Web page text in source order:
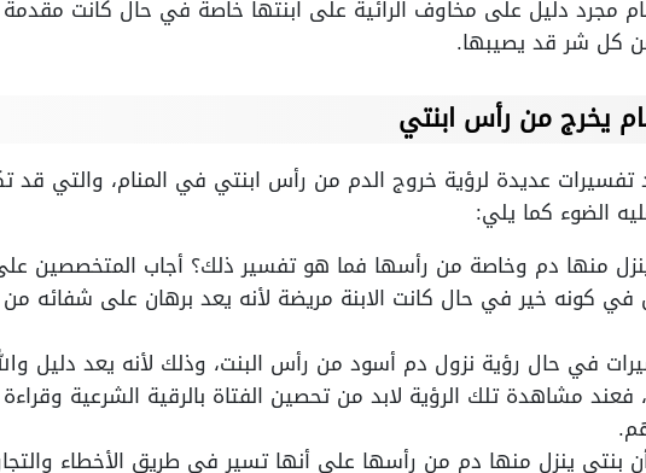
مجرد دليل على مخاوف الرائية على ابنتها خاصة في حال كانت
كل شر قد يصيبها.
يخرج من رأس ابنتي
عديدة لرؤية خروج الدم من رأس ابنتي في المنام، والتي قد
الضوء كما يلي:
منها دم وخاصة من رأسها فما هو تفسير ذلك؟ أجاب المتخصصين
في كونه خير في حال كانت الابنة مريضة لأنه يعد برهان على شفائه من
في حال رؤية نزول دم أسود من رأس البنت، وذلك لأنه يعد دليل
مشاهدة تلك الرؤية لابد من تحصين الفتاة بالرقية الشرعية وقراءة
بنتي ينزل منها دم من رأسها على أنها تسير في طريق الأخطاء